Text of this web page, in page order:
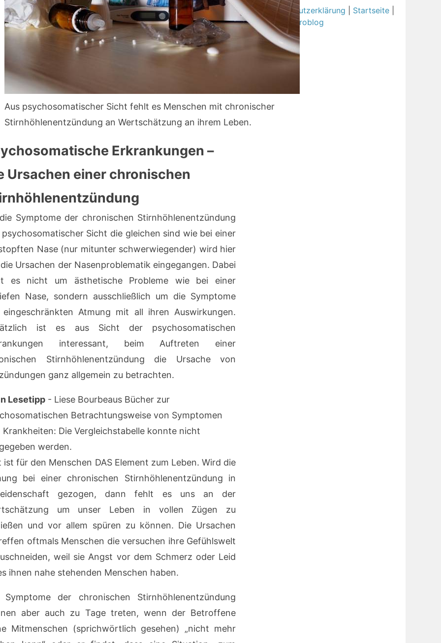
Aus psychosomatischer Sicht fehlt es Menschen mit chronischer
Stirnhöhlenentzündung an Wertschätzung an ihrem Leben.
Erkrankungen –
Ursachen einer chronischen
Symptome der chronischen Stirnhöhlenentzündung
psychosomatischer Sicht die gleichen sind wie bei einer
Nase (nur mitunter schwerwiegender) wird hier
Ursachen der Nasenproblematik eingegangen. Dabei
es nicht um ästhetische Probleme wie bei einer
Nase, sondern ausschließlich um die Symptome
Atmung mit all ihren Auswirkungen.
ist es aus Sicht der psychosomatischen
interessant, beim Auftreten einer
Stirnhöhlenentzündung die Ursache von
ganz allgemein zu betrachten.
Lesetipp - Liese Bourbeaus Bücher zur
Betrachtungsweise von Symptomen
Krankheiten: Die Vergleichstabelle konnte nicht
werden.
ist für den Menschen DAS Element zum Leben. Wird die
bei einer chronischen Stirnhöhlenentzündung in
gezogen, dann fehlt es uns an der
um unser Leben in vollen Zügen zu
und vor allem spüren zu können. Die Ursachen
oftmals Menschen die versuchen ihre Gefühlswelt
weil sie Angst vor dem Schmerz oder Leid
ihnen nahe stehenden Menschen haben.
Symptome der chronischen Stirnhöhlenentzündung
aber auch zu Tage treten, wenn der Betroffene
Mitmenschen (sprichwörtlich gesehen) „nicht mehr
Powered by WordPress| Impressum| Datenschutzerklärung Startseite
*=Affiliate-Links | Theme:
Aeroblog